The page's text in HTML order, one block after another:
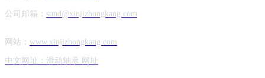
公司邮箱： sund@xinjizhongkang.com
网站： www.xinjizhongkang.com
中文网址：滑动轴承.网址